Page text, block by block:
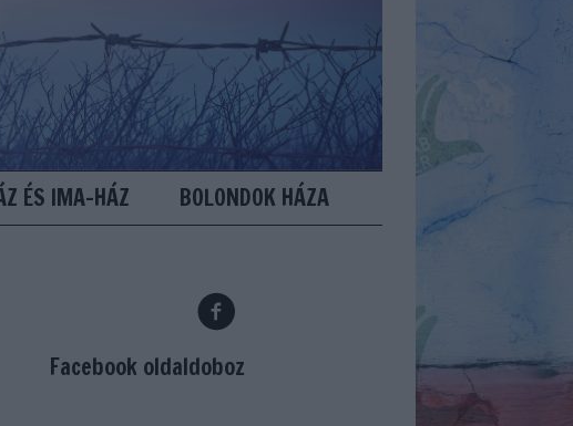
ÉS IMA-HÁZ BOLONDOK HÁZA
Facebook oldaldoboz